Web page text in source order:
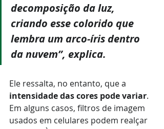
decomposição da luz,
criando esse colorido que
lembra um arco-íris dentro
da nuvem”, explica.
Ele ressalta, no entanto, que a
intensidade das cores pode variar.
Em alguns casos, filtros de imagem
usados em celulares podem realçar